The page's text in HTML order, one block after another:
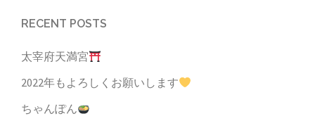
RECENT POSTS
太宰府天満宮
2022年もよろしくお願いします
ちゃんぽん